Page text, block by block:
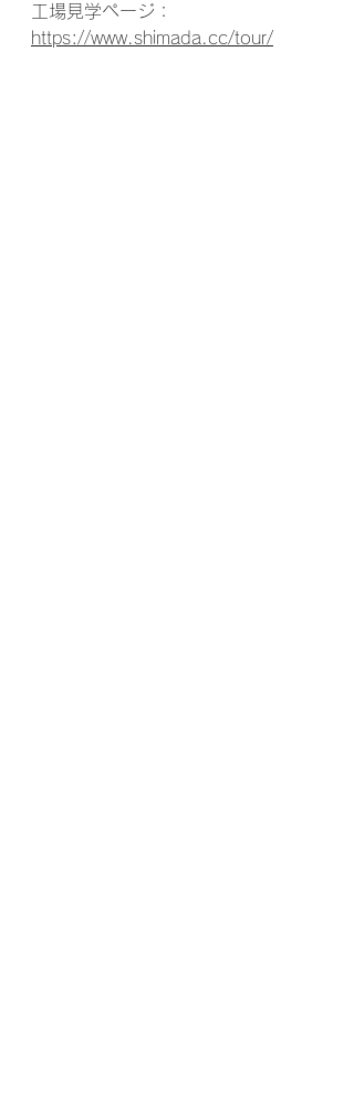
工場見学ページ：
https://www.shimada.cc/tour/